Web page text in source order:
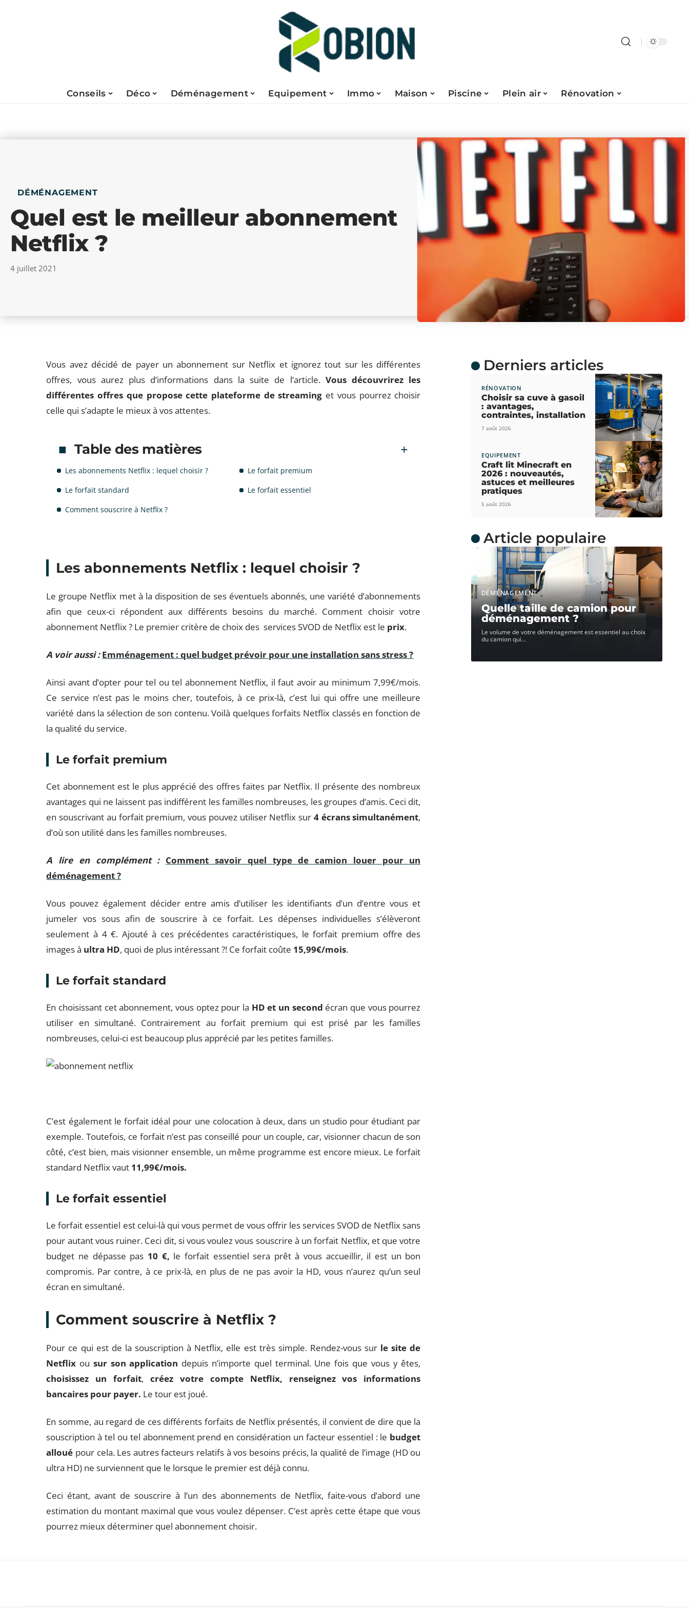
Conseils Déco Déménagement Equipement Immo Maison Piscine Plein air Rénovation
DÉMÉNAGEMENT
Quel est le meilleur abonnement
Netflix ?
4 juillet 2021
Vous avez décidé de payer un abonnement sur Netflix et ignorez tout sur les différentes
offres, vous aurez plus d’informations dans la suite de l’article. Vous découvrirez les
différentes offres que propose cette plateforme de streaming et vous pourrez choisir
celle qui s’adapte le mieux à vos attentes.
Table des matières
Les abonnements Netflix : lequel choisir ?
Le forfait premium
Le forfait standard
Le forfait essentiel
Comment souscrire à Netflix ?
Les abonnements Netflix : lequel choisir ?
Le groupe Netflix met à la disposition de ses éventuels abonnés, une variété d’abonnements
afin que ceux-ci répondent aux différents besoins du marché. Comment choisir votre
abonnement Netflix ? Le premier critère de choix des services SVOD de Netflix est le prix.
A voir aussi : Emménagement : quel budget prévoir pour une installation sans stress ?
Ainsi avant d’opter pour tel ou tel abonnement Netflix, il faut avoir au minimum 7,99€/mois.
Ce service n’est pas le moins cher, toutefois, à ce prix-là, c’est lui qui offre une meilleure
variété dans la sélection de son contenu. Voilà quelques forfaits Netflix classés en fonction de
la qualité du service.
Le forfait premium
Cet abonnement est le plus apprécié des offres faites par Netflix. Il présente des nombreux
avantages qui ne laissent pas indifférent les familles nombreuses, les groupes d’amis. Ceci dit,
en souscrivant au forfait premium, vous pouvez utiliser Netflix sur 4 écrans simultanément,
d’où son utilité dans les familles nombreuses.
A lire en complément : Comment savoir quel type de camion louer pour un
déménagement ?
Vous pouvez également décider entre amis d’utiliser les identifiants d’un d’entre vous et
jumeler vos sous afin de souscrire à ce forfait. Les dépenses individuelles s’élèveront
seulement à 4 €. Ajouté à ces précédentes caractéristiques, le forfait premium offre des
images à ultra HD, quoi de plus intéressant ?! Ce forfait coûte 15,99€/mois.
Le forfait standard
En choisissant cet abonnement, vous optez pour la HD et un second écran que vous pourrez
utiliser en simultané. Contrairement au forfait premium qui est prisé par les familles
nombreuses, celui-ci est beaucoup plus apprécié par les petites familles.
C’est également le forfait idéal pour une colocation à deux, dans un studio pour étudiant par
exemple. Toutefois, ce forfait n’est pas conseillé pour un couple, car, visionner chacun de son
côté, c’est bien, mais visionner ensemble, un même programme est encore mieux. Le forfait
standard Netflix vaut 11,99€/mois.
Le forfait essentiel
Le forfait essentiel est celui-là qui vous permet de vous offrir les services SVOD de Netflix sans
pour autant vous ruiner. Ceci dit, si vous voulez vous souscrire à un forfait Netflix, et que votre
budget ne dépasse pas 10 €, le forfait essentiel sera prêt à vous accueillir, il est un bon
compromis. Par contre, à ce prix-là, en plus de ne pas avoir la HD, vous n’aurez qu’un seul
écran en simultané.
Comment souscrire à Netflix ?
Pour ce qui est de la souscription à Netflix, elle est très simple. Rendez-vous sur le site de
Netflix ou sur son application depuis n’importe quel terminal. Une fois que vous y êtes,
choisissez un forfait,créez votre compte Netflix, renseignez vos informations
bancaires pour payer. Le tour est joué.
En somme, au regard de ces différents forfaits de Netflix présentés, il convient de dire que la
souscription à tel ou tel abonnement prend en considération un facteur essentiel : le budget
alloué pour cela. Les autres facteurs relatifs à vos besoins précis, la qualité de l’image (HD ou
ultra HD) ne surviennent que le lorsque le premier est déjà connu.
Ceci étant, avant de souscrire à l’un des abonnements de Netflix, faite-vous d’abord une
estimation du montant maximal que vous voulez dépenser. C’est après cette étape que vous
pourrez mieux déterminer quel abonnement choisir.
Derniers articles
RÉNOVATION
Choisir sa cuve à gasoil
: avantages,
contraintes, installation
7 août 2026
EQUIPEMENT
Craft lit Minecraft en
2026 : nouveautés,
astuces et meilleures
pratiques
5 août 2026
Article populaire
DÉMÉNAGEMENT
Quelle taille de camion pour
déménagement ?
Le volume de votre déménagement est essentiel au choix
du camion qui…